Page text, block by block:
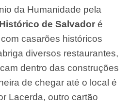
da Humanidade pela
de Salvador é
casarões históricos
diversos restaurantes,
dentro das construções
de chegar até o local é
Lacerda, outro cartão